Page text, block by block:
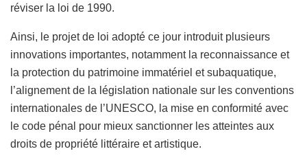
réviser la loi de 1990.
Ainsi, le projet de loi adopté ce jour introduit plusieurs
innovations importantes, notamment la reconnaissance et
la protection du patrimoine immatériel et subaquatique,
l’alignement de la législation nationale sur les conventions
internationales de l’UNESCO, la mise en conformité avec
le code pénal pour mieux sanctionner les atteintes aux
droits de propriété littéraire et artistique.